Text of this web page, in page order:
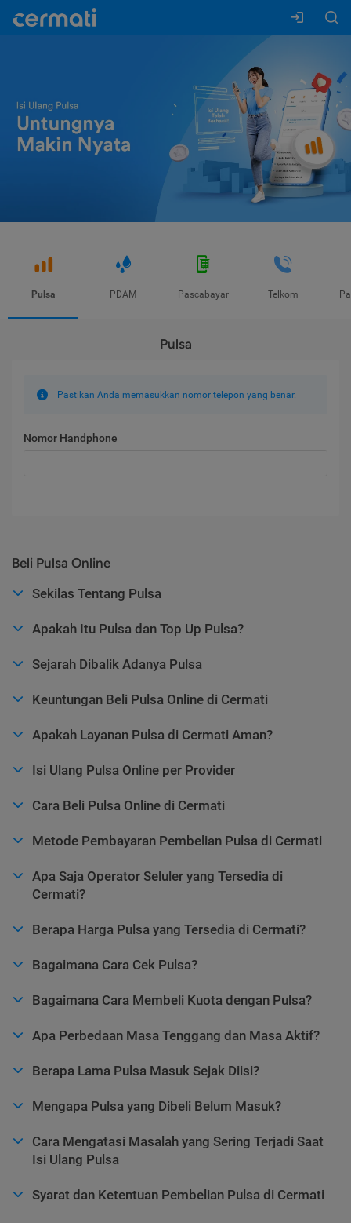
Pulsa PDAM Pascabayar Telkom
Pulsa
Pastikan Anda memasukkan nomor telepon yang benar.
Nomor Handphone
Beli Pulsa Online
Sekilas Tentang Pulsa
Apakah Itu Pulsa dan Top Up Pulsa?
Sejarah Dibalik Adanya Pulsa
Keuntungan Beli Pulsa Online di Cermati
Apakah Layanan Pulsa di Cermati Aman?
Isi Ulang Pulsa Online per Provider
Cara Beli Pulsa Online di Cermati
Metode Pembayaran Pembelian Pulsa di Cermati
Apa Saja Operator Seluler yang Tersedia di
Cermati?
Berapa Harga Pulsa yang Tersedia di Cermati?
Bagaimana Cara Cek Pulsa?
Bagaimana Cara Membeli Kuota dengan Pulsa?
Apa Perbedaan Masa Tenggang dan Masa Aktif?
Berapa Lama Pulsa Masuk Sejak Diisi?
Mengapa Pulsa yang Dibeli Belum Masuk?
Cara Mengatasi Masalah yang Sering Terjadi Saat
Isi Ulang Pulsa
Syarat dan Ketentuan Pembelian Pulsa di Cermati